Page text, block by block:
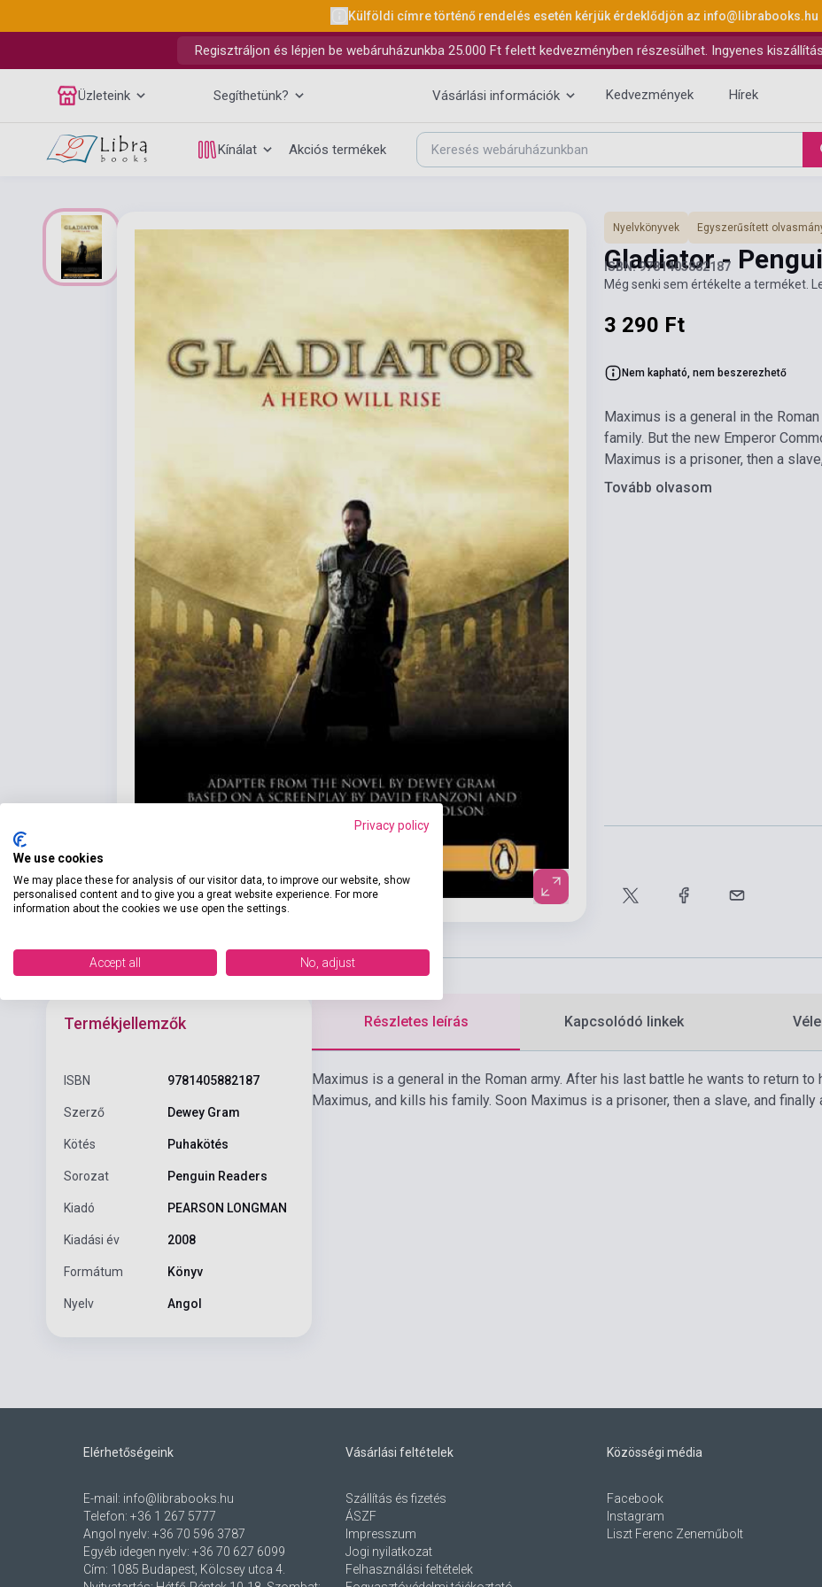
Külföldi címre történő rendelés esetén kérjük érdeklődjön az info@librabooks.hu
Regisztráljon és lépjen be webáruházunkba 25.000 Ft felett kedvezményben részesülhet. Ingyenes
Üzleteink Segíthetünk? Vásárlási információk Kedvezmények Hírek
Kínálat Akciós termékek
Nyelvkönyvek Egyszerűsített
Gladiator -
ISBN: 9781405882187
Még senki sem értékelte a terméket.
3 290 Ft
Nem kapható, nem beszerezhető
Maximus is a general in the
family. But the new Emperor
Maximus is a prisoner, then a
Tovább olvasom
Termékjellemzők
ISBN 9781405882187
Szerző Dewey Gram
Kötés Puhakötés
Sorozat Penguin Readers
Kiadó PEARSON LONGMAN
Kiadási év 2008
Formátum Könyv
Nyelv Angol
Részletes leírás Kapcsolódó linkek
Maximus is a general in the Roman army. After his last battle he wants to return
Maximus, and kills his family. Soon Maximus is a prisoner, then a slave, and finally
Elérhetőségeink
E-mail: info@librabooks.hu
Telefon: +36 1 267 5777
Angol nyelv: +36 70 596 3787
Egyéb idegen nyelv: +36 70 627 6099
Cím: 1085 Budapest, Kölcsey utca 4.
Vásárlási feltételek
Szállítás és fizetés
ÁSZF
Impresszum
Jogi nyilatkozat
Felhasználási feltételek
Közösségi média
Facebook
Instagram
Liszt Ferenc Zeneműbolt
Privacy policy
We use cookies
We may place these for analysis of our visitor data, to improve our website, show
personalised content and to give you a great website experience. For more
information about the cookies we use open the settings.
Accept all No, adjust